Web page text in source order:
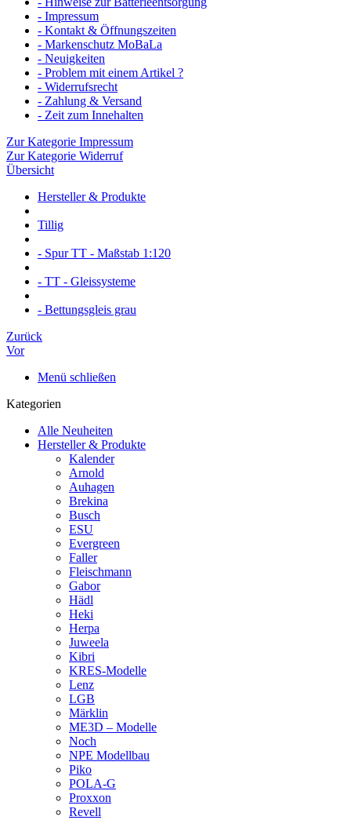
- Impressum
- Kontakt & Öffnungszeiten
- Markenschutz MoBaLa
- Neuigkeiten
- Problem mit einem Artikel ?
- Widerrufsrecht
- Zahlung & Versand
- Zeit zum Innehalten
Zur Kategorie Impressum
Zur Kategorie Widerruf
Übersicht
Hersteller & Produkte
Tillig
- Spur TT - Maßstab 1:120
- TT - Gleissysteme
- Bettungsgleis grau
Zurück
Vor
Menü schließen
Kategorien
Alle Neuheiten
Hersteller & Produkte
Kalender
Arnold
Auhagen
Brekina
Busch
ESU
Evergreen
Faller
Fleischmann
Gabor
Hädl
Heki
Herpa
Juweela
Kibri
KRES-Modelle
Lenz
LGB
Märklin
ME3D – Modelle
Noch
NPE Modellbau
Piko
POLA-G
Proxxon
Revell